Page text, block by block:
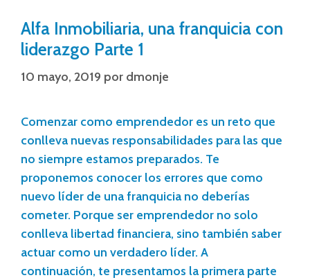
Alfa Inmobiliaria, una franquicia con
liderazgo Parte 1
10 mayo, 2019 por dmonje
Comenzar como emprendedor es un reto que
conlleva nuevas responsabilidades para las que
no siempre estamos preparados. Te
proponemos conocer los errores que como
nuevo líder de una franquicia no deberías
cometer. Porque ser emprendedor no solo
conlleva libertad financiera, sino también saber
actuar como un verdadero líder. A
continuación, te presentamos la primera parte